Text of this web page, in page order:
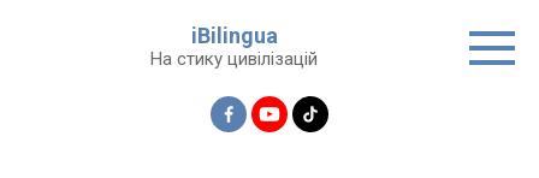
iBilingua
На стику цивілізацій